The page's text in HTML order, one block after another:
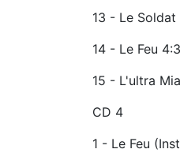
13 - Le Soldat
14 - Le Feu
15 - L'ultra
CD 4
1 - Le Feu